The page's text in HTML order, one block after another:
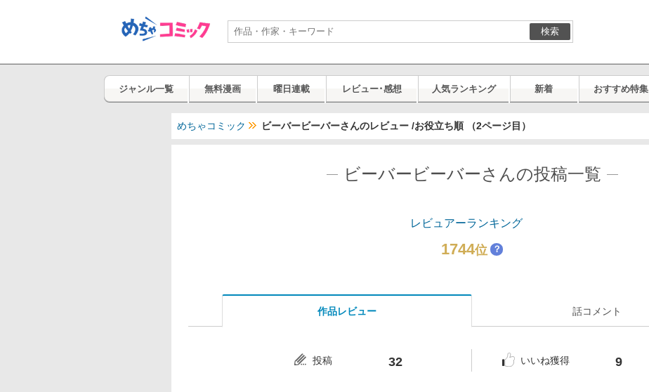
検索
ジャンル一覧 無料漫画 曜日連載 レビュー･感想 人気ランキング 新着 おすすめ特集
めちゃコミック ビーバービーバーさんのレビュー /お役立ち順 （2ページ目）
ビーバービーバーさんの投稿一覧
レビュアーランキング
1744位 ？
作品レビュー 話コメント
投稿 32 いいね獲得 9